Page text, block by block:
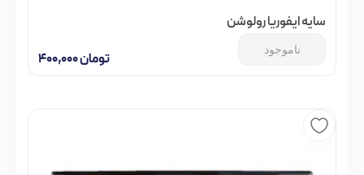
سایه ایفوریا رولوشن
تومان
ناموجود